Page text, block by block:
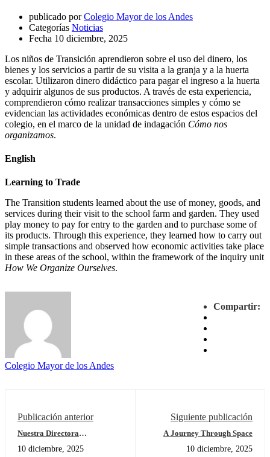
publicado por Colegio Mayor de los Andes
Categorías Noticias
Fecha 10 diciembre, 2025
Los niños de Transición aprendieron sobre el uso del dinero, los
bienes y los servicios a partir de su visita a la granja y a la huerta
escolar. Utilizaron dinero didáctico para pagar el ingreso a la huerta
y adquirir algunos de sus productos. A través de esta experiencia,
comprendieron cómo realizar transacciones simples y cómo se
evidencian las actividades económicas dentro de estos espacios del
colegio, en el marco de la unidad de indagación Cómo nos
organizamos.
English
Learning to Trade
The Transition students learned about the use of money, goods, and
services during their visit to the school farm and garden. They used
play money to pay for entry to the garden and to purchase some of
its products. Through this experience, they learned how to carry out
simple transactions and observed how economic activities take place
in these areas of the school, within the framework of the inquiry unit
How We Organize Ourselves.
Compartir:
Colegio Mayor de los Andes
Publicación anterior
Nuestra Directora
Profesional refuerza los
10 diciembre, 2025
Siguiente publicación
A Journey Through Space
10 diciembre, 2025